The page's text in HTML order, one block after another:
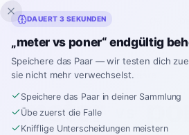
Inklingo
Spanisch›Verwechslungspaare
meter
DAUERT 3 SEKUNDEN
„meter vs poner“ endgültig
Speichere das Paar — wir testen dich
sie nicht mehr verwechselst.
Speichere das Paar in deiner Sammlung
Übe zuerst die Falle
Knifflige Unterscheidungen meistern